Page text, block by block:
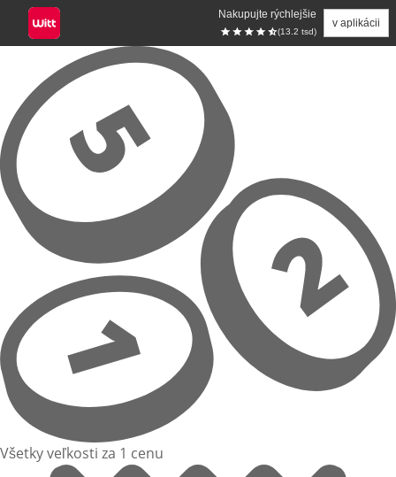
Nakupujte rýchlejšie
(13.2 tsd)
v aplikácii
Prejsť na hlavný obsah
Všetky veľkosti za 1 cenu